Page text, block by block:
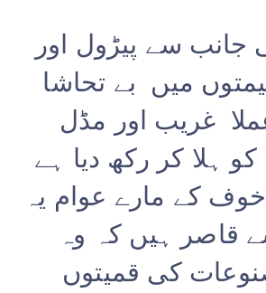
سے پیڑول اور
میں بے تحاشا
غریب اور مڈل
کو ہلا کر رکھ دیا ہے
کے مارے عوام یہ
قاصر ہیں کہ وہ
کی قمیتوں